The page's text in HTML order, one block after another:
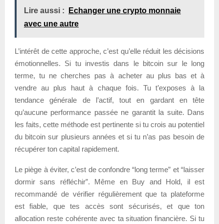
Lire aussi :
Echanger une crypto monnaie
avec une autre
L’intérêt de cette approche, c’est qu’elle réduit les décisions
émotionnelles. Si tu investis dans le bitcoin sur le long
terme, tu ne cherches pas à acheter au plus bas et à
vendre au plus haut à chaque fois. Tu t’exposes à la
tendance générale de l’actif, tout en gardant en tête
qu’aucune performance passée ne garantit la suite. Dans
les faits, cette méthode est pertinente si tu crois au potentiel
du bitcoin sur plusieurs années et si tu n’as pas besoin de
récupérer ton capital rapidement.
Le piège à éviter, c’est de confondre “long terme” et “laisser
dormir sans réfléchir”. Même en Buy and Hold, il est
recommandé de vérifier régulièrement que ta plateforme
est fiable, que tes accès sont sécurisés, et que ton
allocation reste cohérente avec ta situation financière. Si tu